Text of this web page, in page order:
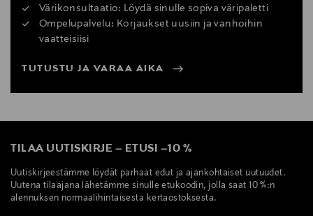
Värikonsultaatio: Löydä sinulle sopiva väripaletti
Ompelupalvelu: Korjaukset uusiin ja vanhoihin
vaatteisiisi
TUTUSTU JA VARAA AIKA
TILAA UUTISKIRJE – ETUSI –10 %
Uutiskirjeestämme löydät parhaat edut ja ajankohtaiset uutuudet.
Uutena tilaajana lähetämme sinulle etukoodin, jolla saat 10 %:n
alennuksen normaalihintaisesta kertaostoksesta.